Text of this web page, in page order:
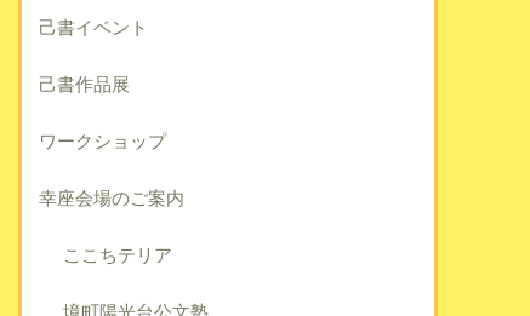
己書イベント
己書作品展
ワークショップ
幸座会場のご案内
ここちテリア
境町陽光台公文塾